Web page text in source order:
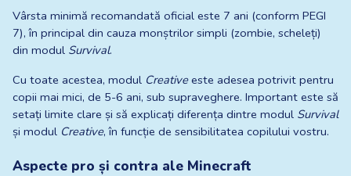
Vârsta minimă recomandată oficial este 7 ani (conform PEGI
7), în principal din cauza monștrilor simpli (zombie, scheleți)
din modul Survival.
Cu toate acestea, modul Creative este adesea potrivit pentru
copii mai mici, de 5-6 ani, sub supraveghere. Important este să
setați limite clare și să explicați diferența dintre modul Survival
și modul Creative, în funcție de sensibilitatea copilului vostru.
Aspecte pro și contra ale Minecraft